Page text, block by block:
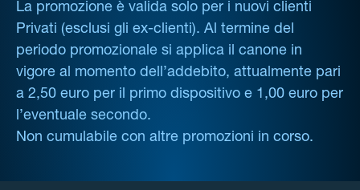
La promozione è valida solo per i nuovi clienti
Privati (esclusi gli ex-clienti). Al termine del
periodo promozionale si applica il canone in
vigore al momento dell’addebito, attualmente pari
a 2,50 euro per il primo dispositivo e 1,00 euro per
l’eventuale secondo.
Non cumulabile con altre promozioni in corso.